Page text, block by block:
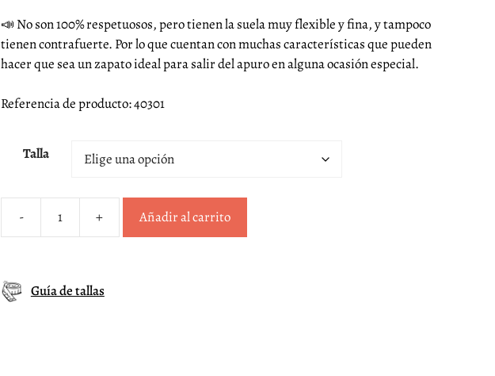
📣 No son 100% respetuosos, pero tienen la suela muy flexible y fina, y tampoco
tienen contrafuerte. Por lo que cuentan con muchas características que pueden
hacer que sea un zapato ideal para salir del apuro en alguna ocasión especial.
Referencia de producto: 40301
Talla
-
niño
cantidad
+ Añadir al carrito
Guía de tallas